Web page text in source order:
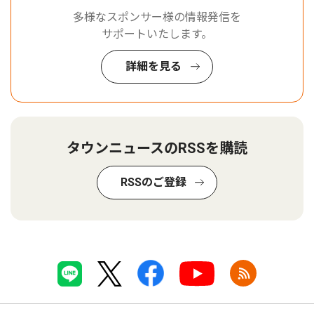
多様なスポンサー様の情報発信を
サポートいたします。
詳細を見る
タウンニュースのRSSを購読
RSSのご登録